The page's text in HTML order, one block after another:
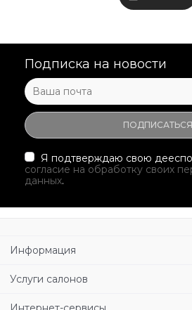
Подписка на новости
Я подтверждаю свою
согласие на обработку своих
данных.
Информация
Услуги салонов